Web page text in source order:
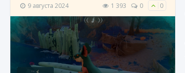
9 августа 2024 1 393 0 0